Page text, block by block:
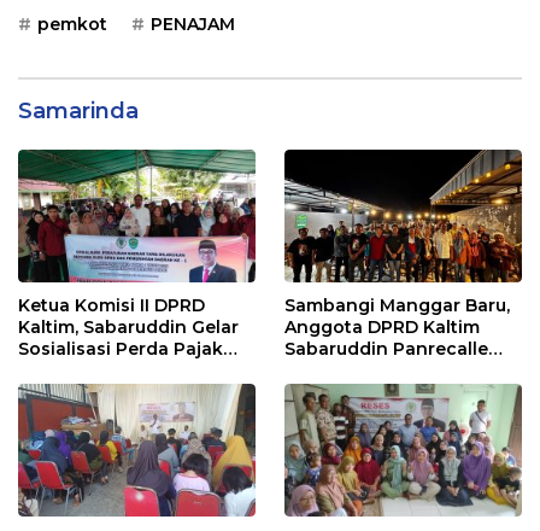
pemkot PENAJAM
Samarinda
Ketua Komisi II DPRD
Kaltim, Sabaruddin Gelar
Sosialisasi Perda Pajak
Sepinggan Raya
Balikpapan
Sambangi Manggar Baru,
Anggota DPRD Kaltim
Sabaruddin Panrecalle
Balikpapan